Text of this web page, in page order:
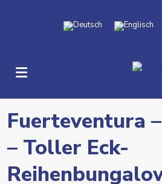
Fuerteventura
– Toller Eck-